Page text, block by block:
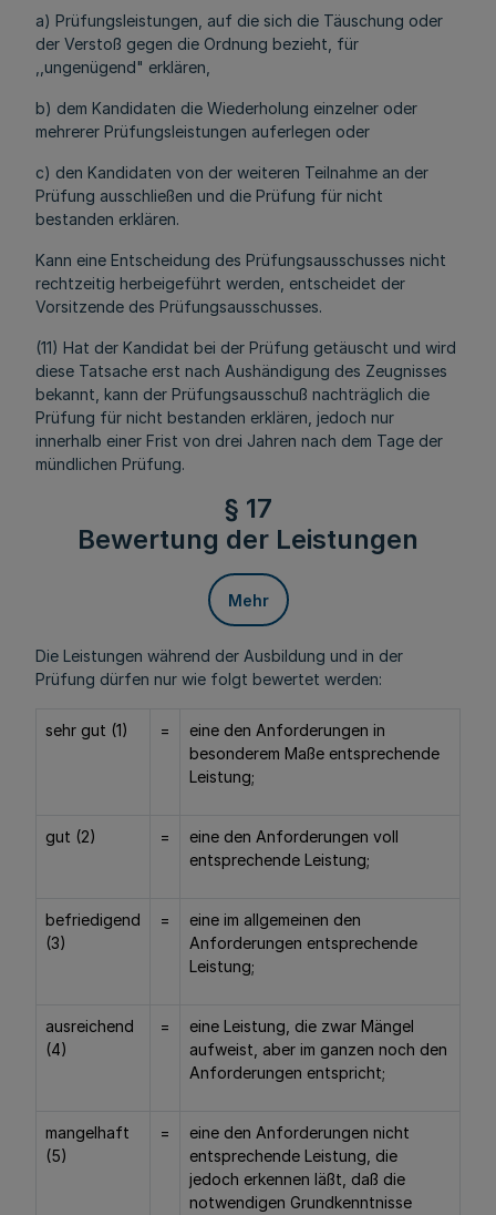
a) Prüfungsleistungen, auf die sich die Täuschung oder
der Verstoß gegen die Ordnung bezieht, für
,,ungenügend" erklären,
b) dem Kandidaten die Wiederholung einzelner oder
mehrerer Prüfungsleistungen auferlegen oder
c) den Kandidaten von der weiteren Teilnahme an der
Prüfung ausschließen und die Prüfung für nicht
bestanden erklären.
Kann eine Entscheidung des Prüfungsausschusses nicht
rechtzeitig herbeigeführt werden, entscheidet der
Vorsitzende des Prüfungsausschusses.
(11) Hat der Kandidat bei der Prüfung getäuscht und wird
diese Tatsache erst nach Aushändigung des Zeugnisses
bekannt, kann der Prüfungsausschuß nachträglich die
Prüfung für nicht bestanden erklären, jedoch nur
innerhalb einer Frist von drei Jahren nach dem Tage der
mündlichen Prüfung.
§ 17
Bewertung der Leistungen
Mehr
Die Leistungen während der Ausbildung und in der
Prüfung dürfen nur wie folgt bewertet werden:
sehr gut (1) =
eine den Anforderungen in
besonderem Maße entsprechende
Leistung;
gut (2) =
eine den Anforderungen voll
entsprechende Leistung;
befriedigend
(3)
=
eine im allgemeinen den
Anforderungen entsprechende
Leistung;
ausreichend
(4)
=
eine Leistung, die zwar Mängel
aufweist, aber im ganzen noch den
Anforderungen entspricht;
mangelhaft
(5)
=
eine den Anforderungen nicht
entsprechende Leistung, die
jedoch erkennen läßt, daß die
notwendigen Grundkenntnisse